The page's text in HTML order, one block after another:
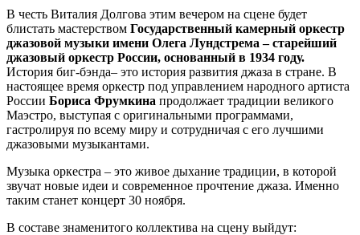
В честь Виталия Долгова этим вечером на сцене будет
блистать мастерством Государственный камерный оркестр
джазовой музыки имени Олега Лундстрема – старейший
джазовый оркестр России, основанный в 1934 году.
История биг-бэнда– это история развития джаза в стране. В
настоящее время оркестр под управлением народного артиста
России Бориса Фрумкина продолжает традиции великого
Маэстро, выступая с оригинальными программами,
гастролируя по всему миру и сотрудничая с его лучшими
джазовыми музыкантами.
Музыка оркестра – это живое дыхание традиции, в которой
звучат новые идеи и современное прочтение джаза. Именно
таким станет концерт 30 ноября.
В составе знаменитого коллектива на сцену выйдут: